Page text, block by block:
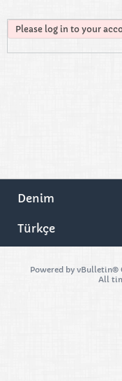
Please log in to your
Denim
Türkçe
Powered by vBulletin®
All